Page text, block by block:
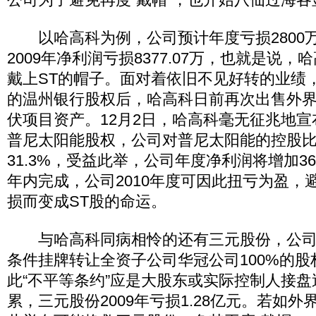
以哈高科为例，公司预计年度亏损2800
2009年净利润亏损8377.07万，也就是说，
戴上ST的帽子。面对着依旧不见好转的业绩
的温州银行股权后，哈高科日前再次出售外
伏项目资产。12月2日，哈高科毫无征兆地
普尼太阳能股权，公司对普尼太阳能的控股
31.3%，受益此举，公司年度净利润将增加
年内完成，公司2010年度可因此扭亏为盈，
损而变成ST股的命运。
与哈高科同病相怜的还有三元股份，公
条件挂牌转让全资子公司华冠公司100%的
此“不平等条约”应是大股东或实际控制人接盘
累，三元股份2009年亏损1.28亿元。若如外